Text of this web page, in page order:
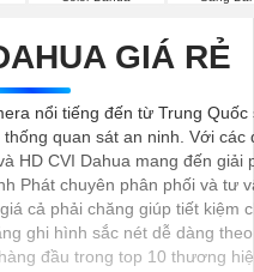
GIÁ RẺ
nổi tiếng đến từ Trung Quốc
quan sát an ninh. Với các
HD CVI Dahua mang đến giải
Phát chuyên phân phối và tư
cả phải chăng giúp tiết kiệm
ghi hình sắc nét dễ dàng
đầu trong top 10 thương